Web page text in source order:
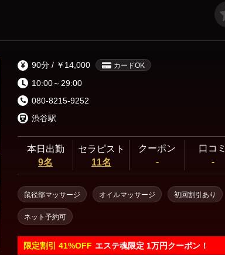
90分 / ￥14,000 カードOK
10:00～29:00
080-8215-9252
渋谷駅
本日出勤
9名
セラピスト
11名
クーポン
-
口コミ
-
鼠径部マッサージ オイルマッサージ 初回割引あり
ネット予約可
限定割引 41%OFF エステ魂限定 1万円クーポン！